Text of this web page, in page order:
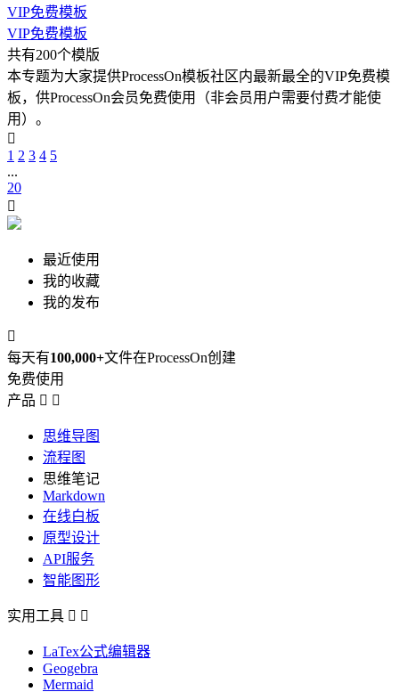
VIP免费模板
VIP免费模板
共有200个模版
本专题为大家提供ProcessOn模板社区内最新最全的VIP免费模
板，供ProcessOn会员免费使用（非会员用户需要付费才能使
用）。

1 2 3 4 5
...
20

最近使用
我的收藏
我的发布

每天有100,000+文件在ProcessOn创建
免费使用
产品  
思维导图
流程图
思维笔记
Markdown
在线白板
原型设计
API服务
智能图形
实用工具  
LaTex公式编辑器
Geogebra
Mermaid